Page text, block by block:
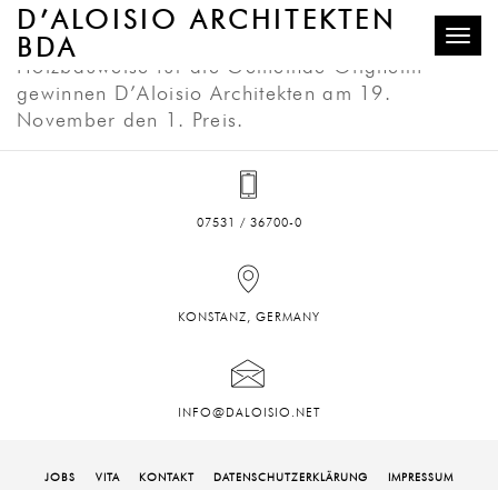
D’ALOISIO ARCHITEKTEN
BDA
Beim Realisierungswettbewerb eines
Feuerwehrhauses mit Bauhof und DRK in
Holzbauweise für die Gemeinde Ötigheim
gewinnen D’Aloisio Architekten am 19.
November den 1. Preis.
07531 / 36700-0
KONSTANZ, GERMANY
INFO@DALOISIO.NET
JOBS VITA KONTAKT DATENSCHUTZ­ERKLÄRUNG IMPRESSUM